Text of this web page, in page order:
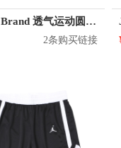
Jordan Brand 透气运动圆领短袖T恤 男女同款 DA9909
2条购买链接